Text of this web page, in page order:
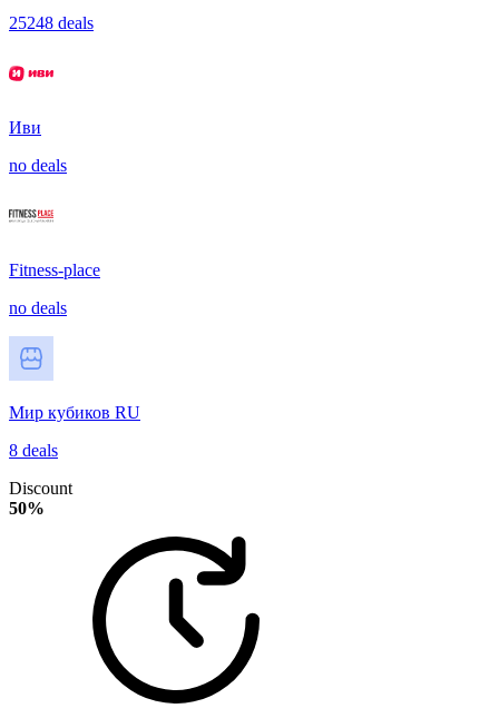
25248 deals
Иви
no deals
Fitness-place
no deals
Мир кубиков RU
8 deals
Discount
50%